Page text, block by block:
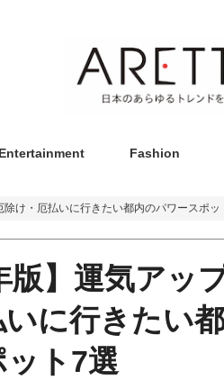
Entertainment Fashion
除け・厄払いに行きたい都内のパワースポッ
版】運気アッ
に行きたい
ト7選